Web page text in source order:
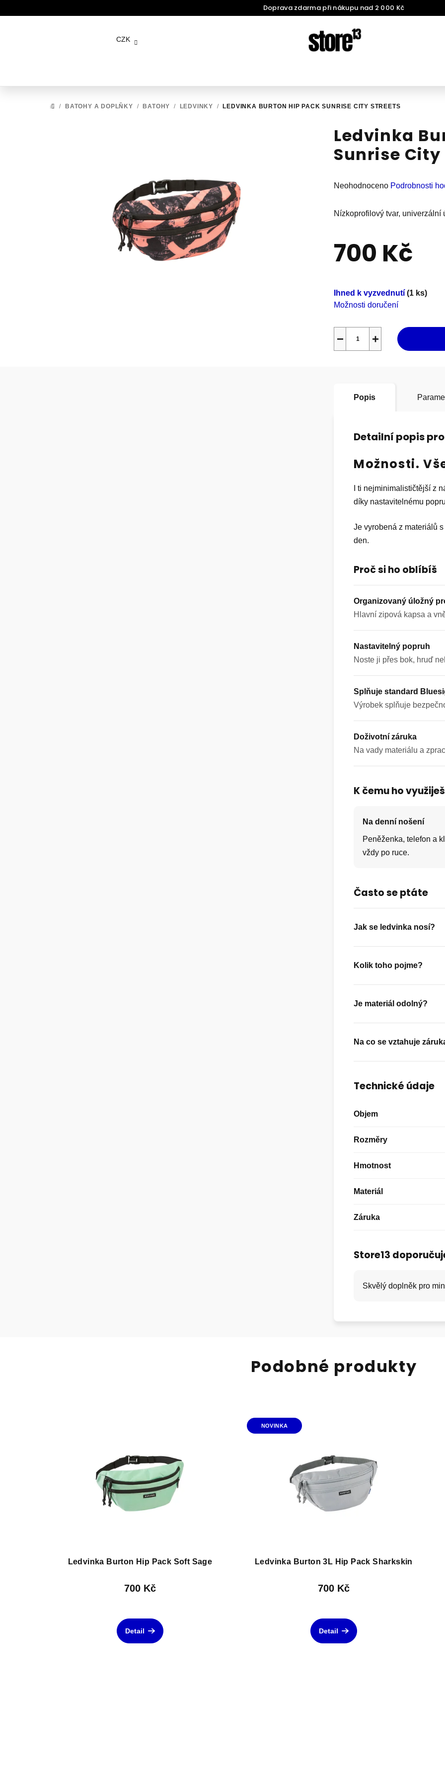
Doprava zdarma při nákupu nad 2 000 Kč
CZK
DOMŮ
/ BATOHY A DOPLŇKY / BATOHY / LEDVINKY / LEDVINKA BURTON HIP PACK SUNRISE CITY STREETS
Ledvinka
Sunrise
Průměrné
produktu
z
5
Neohodnoceno Podrobnosti
Nízkoprofilový tvar, univerzální
700 Kč
cena:
Ihned k vyzvednutí (1 ks)
Možnosti doručení
+
−
Popis
Detailní popis
Možnosti.
I ti nejminimalističtější z
díky nastavitelnému
Je vyrobená z materiálů
den.
Proč si ho oblíbíš
Organizovaný úložný
Hlavní zipová kapsa a
Nastavitelný popruh
Noste ji přes bok, hruď
Splňuje standard
Výrobek splňuje
Doživotní záruka
Na vady materiálu a
K čemu ho
Na denní nošení
Peněženka, telefon a
vždy po ruce.
Často se ptáte
Jak se ledvinka nosí?
Kolik toho pojme?
Je materiál odolný?
Na co se vztahuje
Technické údaje
Objem
Rozměry
Hmotnost
Materiál
Záruka
Store13
Skvělý doplněk pro
Podobné produkty
Ledvinka Burton Hip Pack Soft Sage
700 Kč
Detail
NOVINKA
Ledvinka Burton 3L Hip Pack Sharkskin
700 Kč
Detail